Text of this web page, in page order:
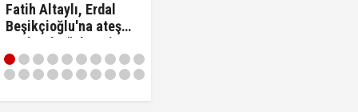
Fatih Altaylı, Erdal
Beşikçioğlu'na ateş
püskürdü: "Ulan siz
kamu görevlisisiniz..!"